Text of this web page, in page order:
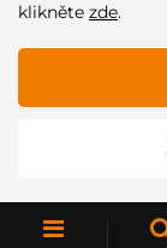
klikněte zde.